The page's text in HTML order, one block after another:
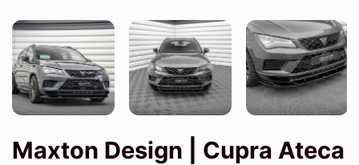
Maxton Design | Cupra Ateca